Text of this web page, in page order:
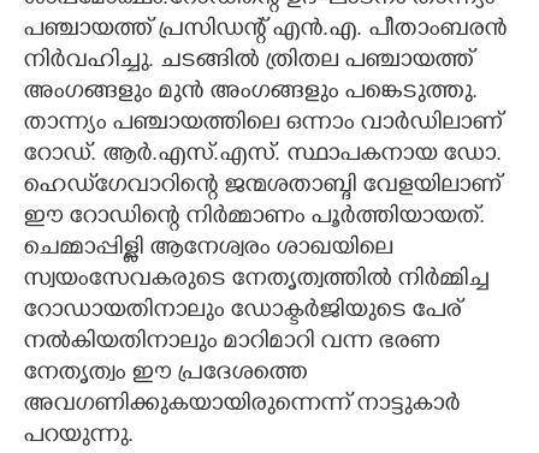
ZOOM
CONTACT US
പഞ്ചായത്ത് പ്രസിഡന്റ് എൻ.എ. പീതാംബരൻ
നിർവഹിച്ചു. ചടങ്ങിൽ ത്രിതല പഞ്ചായത്ത്
അംഗങ്ങളും മുൻ അംഗങ്ങളും പങ്കെടുത്തു.
താന്ന്യം പഞ്ചായത്തിലെ ഒന്നാം വാർഡിലാണ്
റോഡ്. ആർ.എസ്.എസ്. സ്ഥാപകനായ ഡോ.
ഹെഡ്‌ഗേവാറിന്റെ ജന്മശതാബ്ദി വേളയിലാണ്
ഈ റോഡിന്റെ നിർമ്മാണം പൂർത്തിയായത്.
ചെമ്മാപ്പിള്ളി ആനേശ്വരം ശാഖയിലെ
സ്വയംസേവകരുടെ നേതൃത്വത്തിൽ നിർമ്മിച്ച
റോഡായതിനാലും ഡോക്ടർജിയുടെ പേര്
നൽകിയതിനാലും മാറിമാറി വന്ന ഭരണ
നേതൃത്വം ഈ പ്രദേശത്തെ
അവഗണിക്കുകയായിരുന്നെന്ന് നാട്ടുകാർ
പറയുന്നു.